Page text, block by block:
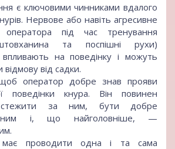
є ключовими чинниками вдалого
Нервове або навіть агресивне
оператора під час тренування
та поспішні рухи)
впливають на поведінку і можуть
від садки.
оператор добре знав прояви
поведінки кнура. Він повинен
стежити за ним, бути добре
і, що найголовніше, —
має проводити одна і та сама